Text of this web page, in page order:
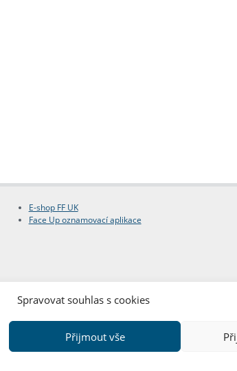
Spravovat souhlas s cookies
Přijmout vše
E-shop FF UK
Face Up oznamovací aplikace